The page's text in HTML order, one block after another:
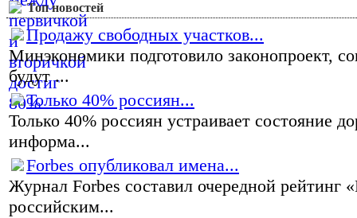
Топ новостей
Продажу свободных участков...
Минэкономики подготовило законопроект,
будут ...
Только 40% россиян...
Только 40% россиян устраивает состояние
информа...
Forbes опубликовал имена...
Журнал Forbes составил очередной
российским...